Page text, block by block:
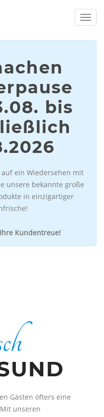
bis
ein Wiedersehen mit
unsere bekannte große
in einzigartiger
Kundentreue!
Gästen öfters eine
unseren